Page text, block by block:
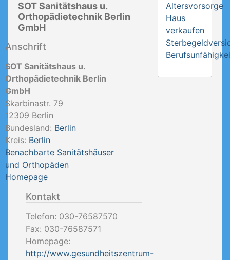
SOT Sanitätshaus u.
Orthopädietechnik Berlin
GmbH
Anschrift
SOT Sanitätshaus u.
Orthopädietechnik Berlin
GmbH
Skarbinastr. 79
12309 Berlin
Bundesland: Berlin
Kreis: Berlin
Benachbarte Sanitätshäuser
und Orthopäden
Homepage
Kontakt
Telefon: 030-76587570
Fax: 030-76587571
Homepage:
http://www.gesundheitszentrum-
Altersvorsorge
Haus
verkaufen